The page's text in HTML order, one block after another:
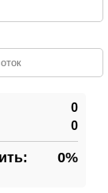
0
0
0%